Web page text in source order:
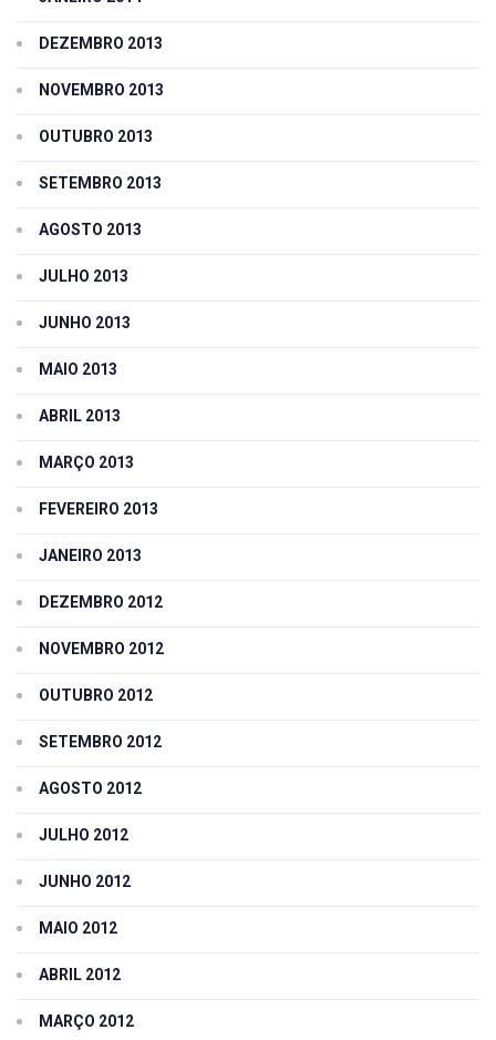
DEZEMBRO 2013
NOVEMBRO 2013
OUTUBRO 2013
SETEMBRO 2013
AGOSTO 2013
JULHO 2013
JUNHO 2013
MAIO 2013
ABRIL 2013
MARÇO 2013
FEVEREIRO 2013
JANEIRO 2013
DEZEMBRO 2012
NOVEMBRO 2012
OUTUBRO 2012
SETEMBRO 2012
AGOSTO 2012
JULHO 2012
JUNHO 2012
MAIO 2012
ABRIL 2012
MARÇO 2012